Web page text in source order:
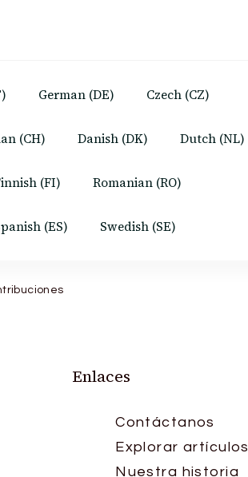
German (DE) Czech (CZ)
(CH) Danish (DK) Dutch (NL)
(FI) Romanian (RO)
(ES) Swedish (SE)
Enlaces
Contáctanos
Explorar artículos
Nuestra historia